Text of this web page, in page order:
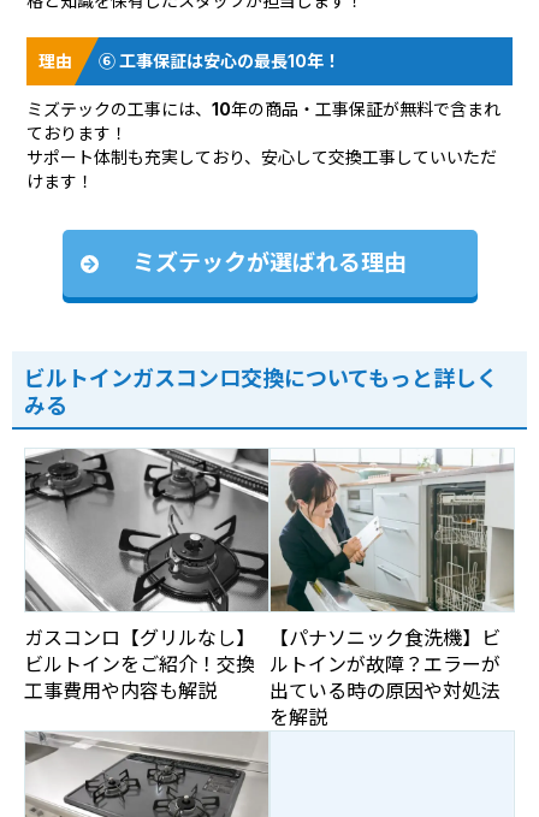
⑥ 工事保証は安心の最長10年！
ミズテックの工事には、10年の商品・工事保証が無料で含まれ
ております！
サポート体制も充実しており、安心して交換工事していいただ
けます！
ミズテックが選ばれる理由
ビルトインガスコンロ交換についてもっと詳しく
みる
ガスコンロ【グリルなし】
ビルトインをご紹介！交換
工事費用や内容も解説
【パナソニック食洗機】ビ
ルトインが故障？エラーが
出ている時の原因や対処法
を解説